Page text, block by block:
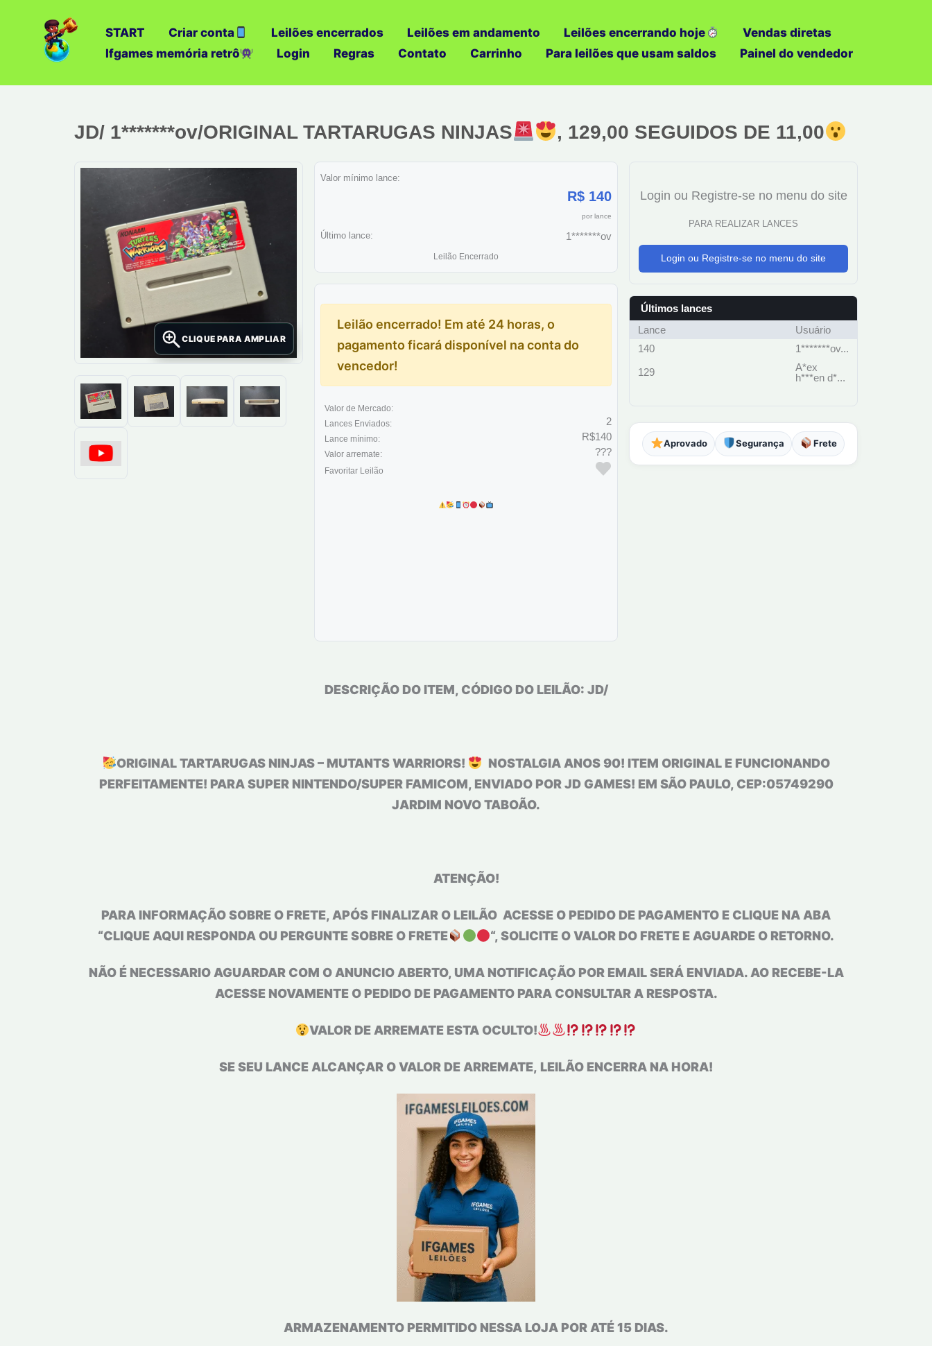
START Criar conta Leilões encerrados Leilões em andamento Leilões encerrando hoje
Vendas diretas
Ifgames memória retrô
Login Regras Contato Carrinho Para leilões que usam saldos Painel do vendedor
JD/ 1*******ov/ORIGINAL TARTARUGAS NINJAS , 129,00 SEGUIDOS DE 11,00
CLIQUE PARA AMPLIAR
Valor mínimo lance:
R$ 140
por lance
Último lance: 1*******ov
Leilão Encerrado
Leilão encerrado! Em até 24 horas, o
pagamento ficará disponível na conta do
vencedor!
Valor de Mercado:
Lances Enviados:
2
Lance mínimo: R$140
Valor arremate: ???
Favoritar Leilão
Login ou Registre-se no menu do site
PARA REALIZAR LANCES
Login ou Registre-se no menu do site
Últimos lances
Lance
Usuário
140
1*******ov...
129
A*ex
h***en d*...
Aprovado Segurança Frete
DESCRIÇÃO DO ITEM, CÓDIGO DO LEILÃO: JD/
ORIGINAL TARTARUGAS NINJAS – MUTANTS WARRIORS!
NOSTALGIA ANOS 90! ITEM ORIGINAL E FUNCIONANDO
PERFEITAMENTE! PARA SUPER NINTENDO/SUPER FAMICOM, ENVIADO POR JD GAMES! EM SÃO PAULO, CEP:05749290
JARDIM NOVO TABOÃO.
ATENÇÃO!
PARA INFORMAÇÃO SOBRE O FRETE, APÓS FINALIZAR O LEILÃO ACESSE O PEDIDO DE PAGAMENTO E CLIQUE NA ABA
“CLIQUE AQUI RESPONDA OU PERGUNTE SOBRE O FRETE
“, SOLICITE O VALOR DO FRETE E AGUARDE O RETORNO.
NÃO É NECESSARIO AGUARDAR COM O ANUNCIO ABERTO, UMA NOTIFICAÇÃO POR EMAIL SERÁ ENVIADA. AO RECEBE-LA
ACESSE NOVAMENTE O PEDIDO DE PAGAMENTO PARA CONSULTAR A RESPOSTA.
VALOR DE ARREMATE ESTA OCULTO!
SE SEU LANCE ALCANÇAR O VALOR DE ARREMATE, LEILÃO ENCERRA NA HORA!
ARMAZENAMENTO PERMITIDO NESSA LOJA POR ATÉ 15 DIAS.